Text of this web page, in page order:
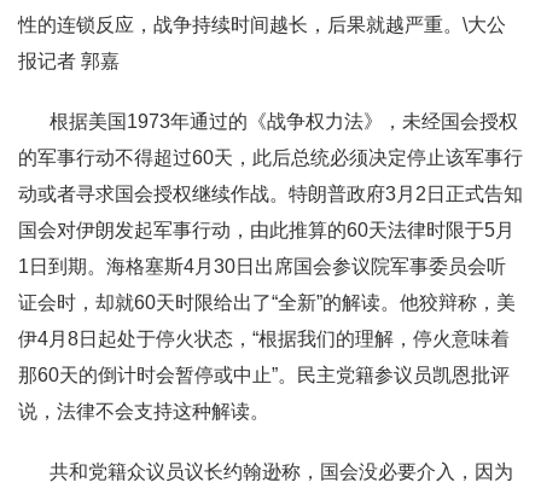
性的连锁反应，战争持续时间越长，后果就越严重。\大公
报记者 郭嘉
根据美国1973年通过的《战争权力法》，未经国会授权
的军事行动不得超过60天，此后总统必须决定停止该军事行
动或者寻求国会授权继续作战。特朗普政府3月2日正式告知
国会对伊朗发起军事行动，由此推算的60天法律时限于5月
1日到期。海格塞斯4月30日出席国会参议院军事委员会听
证会时，却就60天时限给出了“全新”的解读。他狡辩称，美
伊4月8日起处于停火状态，“根据我们的理解，停火意味着
那60天的倒计时会暂停或中止”。民主党籍参议员凯恩批评
说，法律不会支持这种解读。
共和党籍众议员议长约翰逊称，国会没必要介入，因为